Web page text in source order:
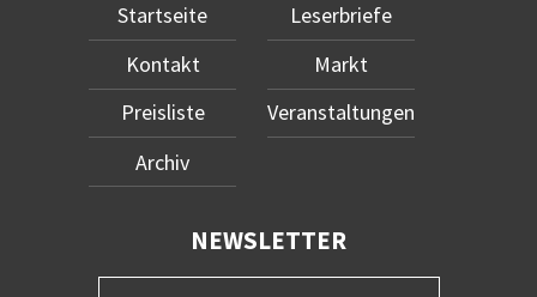
Startseite
Kontakt
Preisliste
Archiv
Leserbriefe
Markt
Veranstaltungen
NEWSLETTER